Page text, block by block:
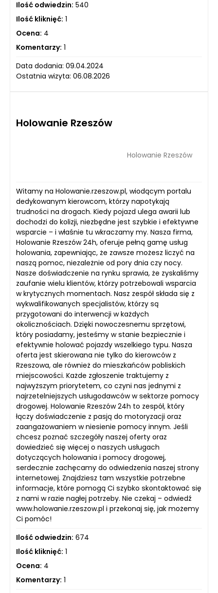
Ilość odwiedzin: 540
Ilość kliknięć: 1
Ocena: 4
Komentarzy: 1
Data dodania: 09.04.2024
Ostatnia wizyta: 06.08.2026
Holowanie Rzeszów
Holowanie Rzeszów
Witamy na Holowanie.rzeszow.pl, wiodącym portalu
dedykowanym kierowcom, którzy napotykają
trudności na drogach. Kiedy pojazd ulega awarii lub
dochodzi do kolizji, niezbędne jest szybkie i efektywne
wsparcie – i właśnie tu wkraczamy my. Nasza firma,
Holowanie Rzeszów 24h, oferuje pełną gamę usług
holowania, zapewniając, że zawsze możesz liczyć na
naszą pomoc, niezależnie od pory dnia czy nocy.
Nasze doświadczenie na rynku sprawia, że zyskaliśmy
zaufanie wielu klientów, którzy potrzebowali wsparcia
w krytycznych momentach. Nasz zespół składa się z
wykwalifikowanych specjalistów, którzy są
przygotowani do interwencji w każdych
okolicznościach. Dzięki nowoczesnemu sprzętowi,
który posiadamy, jesteśmy w stanie bezpiecznie i
efektywnie holować pojazdy wszelkiego typu. Nasza
oferta jest skierowana nie tylko do kierowców z
Rzeszowa, ale również do mieszkańców pobliskich
miejscowości. Każde zgłoszenie traktujemy z
najwyższym priorytetem, co czyni nas jednymi z
najrzetelniejszych usługodawców w sektorze pomocy
drogowej. Holowanie Rzeszów 24h to zespół, który
łączy doświadczenie z pasją do motoryzacji oraz
zaangażowaniem w niesienie pomocy innym. Jeśli
chcesz poznać szczegóły naszej oferty oraz
dowiedzieć się więcej o naszych usługach
dotyczących holowania i pomocy drogowej,
serdecznie zachęcamy do odwiedzenia naszej strony
internetowej. Znajdziesz tam wszystkie potrzebne
informacje, które pomogą Ci szybko skontaktować się
z nami w razie nagłej potrzeby. Nie czekaj – odwiedź
www.holowanie.rzeszow.pl i przekonaj się, jak możemy
Ci pomóc!
Ilość odwiedzin: 674
Ilość kliknięć: 1
Ocena: 4
Komentarzy: 1